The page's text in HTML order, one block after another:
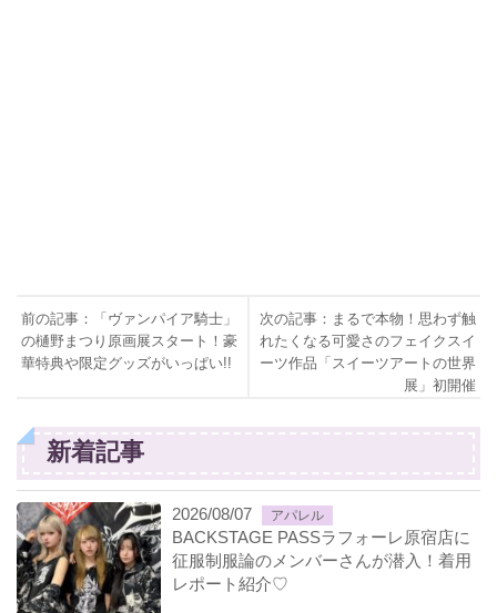
前の記事：「ヴァンパイア騎士」
の樋野まつり原画展スタート！豪
華特典や限定グッズがいっぱい!!
次の記事：まるで本物！思わず触
れたくなる可愛さのフェイクスイ
ーツ作品「スイーツアートの世界
展」初開催
新着記事
2026/08/07 アパレル
BACKSTAGE PASSラフォーレ原宿店に
征服制服論のメンバーさんが潜入！着用
レポート紹介♡